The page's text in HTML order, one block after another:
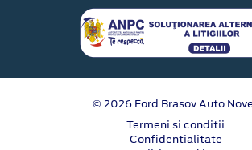
© 2026 Ford Brasov Auto
Termeni si conditii
Confidentialitate